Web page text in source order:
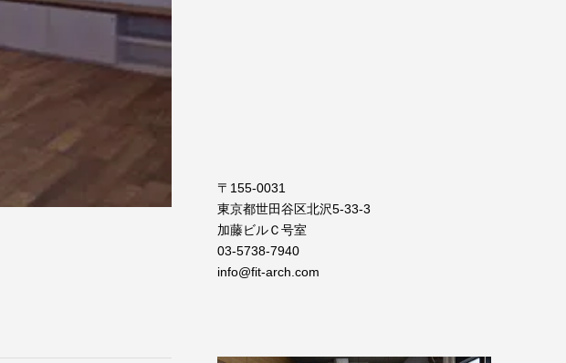
〒155-0031
東京都世田谷区北沢5-33-3
加藤ビルＣ号室
03-5738-7940
info@fit-arch.com